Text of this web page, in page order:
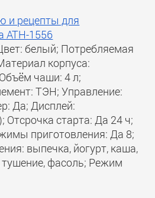
и рецепты для
ATH-1556
белый; Потребляемая
корпуса:
чаши: 4 л;
ТЭН; Управление:
Да; Дисплей:
Отсрочка старта: Да 24 ч;
приготовления: Да 8;
выпечка, йогурт, каша,
тушение, фасоль; Режим